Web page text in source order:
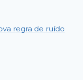
regra de ruído